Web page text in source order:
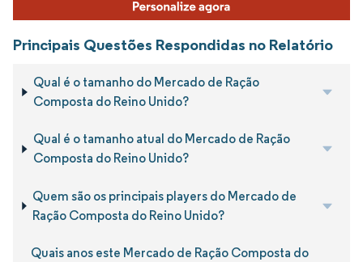
Principais Questões Respondidas no Relatório
Qual é o tamanho do Mercado de Ração
Composta do Reino Unido?
Qual é o tamanho atual do Mercado de Ração
Composta do Reino Unido?
Quem são os principais players do Mercado de
Ração Composta do Reino Unido?
Quais anos este Mercado de Ração Composta do